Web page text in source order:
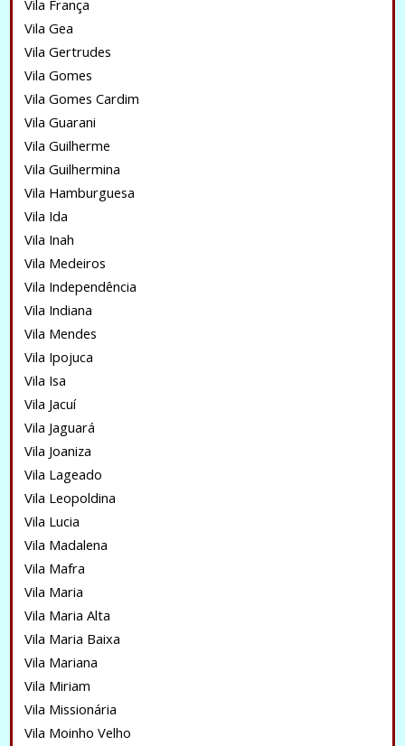
Vila França
Vila Gea
Vila Gertrudes
Vila Gomes
Vila Gomes Cardim
Vila Guarani
Vila Guilherme
Vila Guilhermina
Vila Hamburguesa
Vila Ida
Vila Inah
Vila Medeiros
Vila Independência
Vila Indiana
Vila Mendes
Vila Ipojuca
Vila Isa
Vila Jacuí
Vila Jaguará
Vila Joaniza
Vila Lageado
Vila Leopoldina
Vila Lucia
Vila Madalena
Vila Mafra
Vila Maria
Vila Maria Alta
Vila Maria Baixa
Vila Mariana
Vila Miriam
Vila Missionária
Vila Moinho Velho